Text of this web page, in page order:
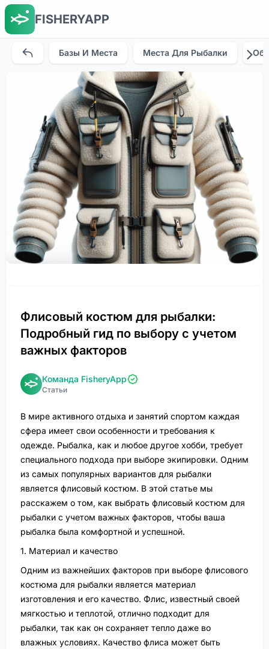
FISHERYAPP
Базы И Места Места Для Рыбалки
Флисовый костюм для рыбалки:
Подробный гид по выбору с учетом
важных факторов
Команда FisheryApp
Статьи
В мире активного отдыха и занятий спортом каждая
сфера имеет свои особенности и требования к
одежде. Рыбалка, как и любое другое хобби, требует
специального подхода при выборе экипировки. Одним
из самых популярных вариантов для рыбалки
является флисовый костюм. В этой статье мы
расскажем о том, как выбрать флисовый костюм для
рыбалки с учетом важных факторов, чтобы ваша
рыбалка была комфортной и успешной.
1. Материал и качество
Одним из важнейших факторов при выборе флисового
костюма для рыбалки является материал
изготовления и его качество. Флис, известный своей
мягкостью и теплотой, отлично подходит для
рыбалки, так как он сохраняет тепло даже во
влажных условиях. Качество флиса может быть